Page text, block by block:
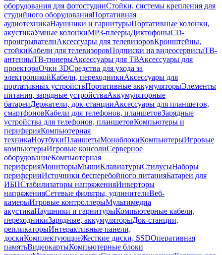
оборудования для фотостудииСтойки, системы крепления для
студийного оборудованияПортативная
аудиотехникаНаушники и гарнитурыПортативные колонки,
акустикаУмные колонкиMP3-плеерыДиктофоныCD-
проигрывателиАксессуары для телевизоровКронштейны,
стойкиКабели для телевизоровПодписки на видеосервисыТВ-
антенныТВ-тюнерыАксессуары для ТВАксессуары для
проектораОчки 3DСредства для ухода за
электроникойКабели, переходникиАксессуары для
портативных устройствПортативные аккумуляторыЭлементы
питания, зарядные устройстваАккумуляторные
батареиДержатели, док-станцииАксессуары для планшетов,
смартфоновКабели для телефонов, планшетовЗарядные
устройства для телефонов, планшетовКомпьютеры и
периферияКомпьютерная
техникаНоутбукиПланшетыМоноблокиКомпьютерыИгровые
компьютерыИгровые консолиСерверное
оборудованиеКомпьютерная
периферияМониторыМышиКлавиатурыСтилусыНаборы
периферииИсточники бесперебойного питанияБатареи для
ИБПСтабилизаторы напряженияИнверторы
напряженияСетевые фильтры, удлинителиВеб-
камерыИгровые контроллерыМультимедиа
акустикаНаушники и гарнитурыКомпьютерные кабели,
переходникиЗарядные, аккумуляторыДок-станции,
репликаторыИнтерактивные панели,
доскиКомплектующиеЖесткие диски, SSDОперативная
памятьВидеокартыКомпьютерные блоки